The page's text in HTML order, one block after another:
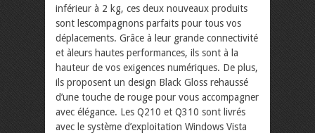
inférieur à 2 kg, ces deux nouveaux produits
sont lescompagnons parfaits pour tous vos
déplacements. Grâce à leur grande connectivité
et àleurs hautes performances, ils sont à la
hauteur de vos exigences numériques. De plus,
ils proposent un design Black Gloss rehaussé
d’une touche de rouge pour vous accompagner
avec élégance. Les Q210 et Q310 sont livrés
avec le système d’exploitation Windows Vista